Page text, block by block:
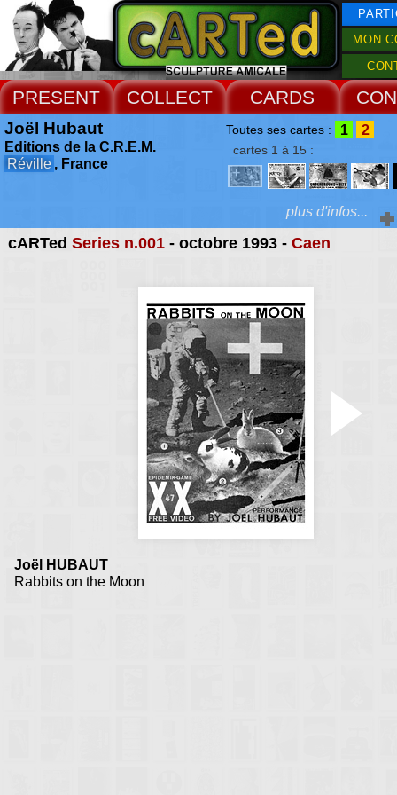
MON
PRESENT COLLECT CARDS
cARTed Series n.001- octobre 1993 - Caen
Joël HUBAUT
Rabbits on the Moon
Joël Hubaut
Editions de la C.R.E.M.
Réville , France
Toutes ses cartes : 1 2
cartes 1 à 15 :
Extras :
signes épidémiques,
gothique populaire,
engendre,
concentrique, dans
directions, les pales
plus larges, les
rapides et bien plus
(dance)
plus d'infos...